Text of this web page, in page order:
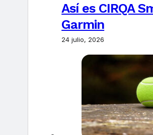
Así es CIRQA
Garmin
24 julio, 2026